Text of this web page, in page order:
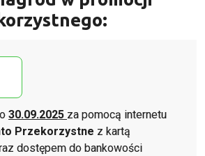
30.09.2025 za pomocą internetu
Przekorzystne z kartą
dostępem do bankowości